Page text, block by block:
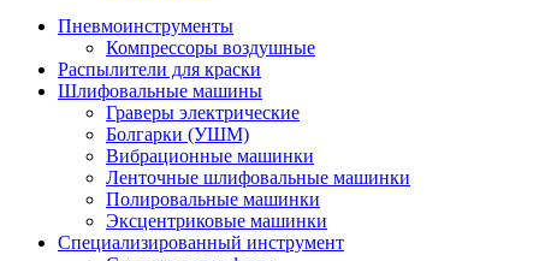
Пневмоинструменты
Компрессоры воздушные
Распылители для краски
Шлифовальные машины
Граверы электрические
Болгарки (УШМ)
Вибрационные машинки
Ленточные шлифовальные машинки
Полировальные машинки
Эксцентриковые машинки
Специализированный инструмент